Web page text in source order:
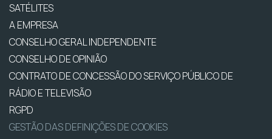
SATÉLITES
A EMPRESA
CONSELHO GERAL INDEPENDENTE
CONSELHO DE OPINIÃO
CONTRATO DE CONCESSÃO DO SERVIÇO PÚBLICO DE
RÁDIO E TELEVISÃO
RGPD
GESTÃO DAS DEFINIÇÕES DE COOKIES